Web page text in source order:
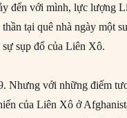
đến với mình, lực lượng
tại quê nhà ngày một
sụp đổ của Liên Xô.
Nhưng với những điểm
của Liên Xô ở